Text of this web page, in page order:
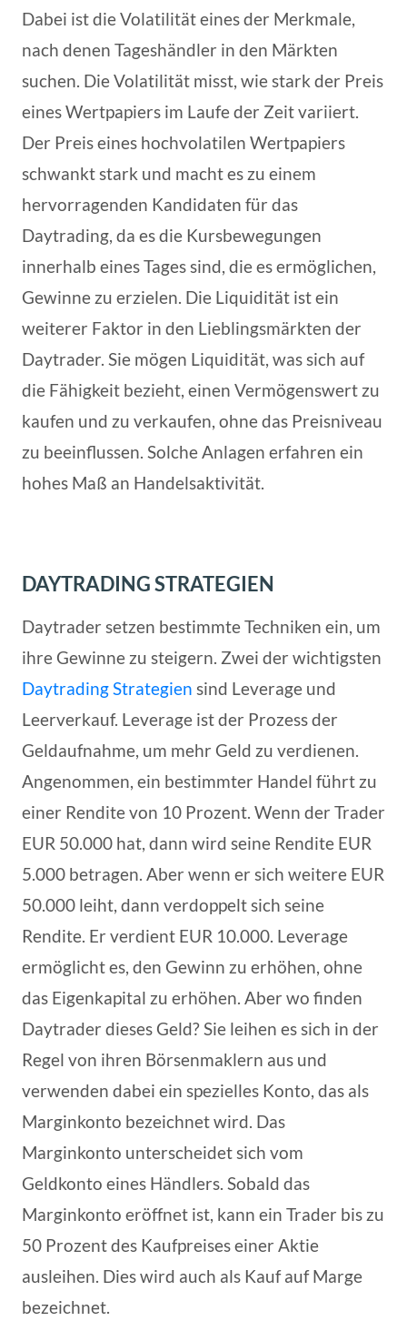
Dabei ist die Volatilität eines der Merkmale,
nach denen Tageshändler in den Märkten
suchen. Die Volatilität misst, wie stark der Preis
eines Wertpapiers im Laufe der Zeit variiert.
Der Preis eines hochvolatilen Wertpapiers
schwankt stark und macht es zu einem
hervorragenden Kandidaten für das
Daytrading, da es die Kursbewegungen
innerhalb eines Tages sind, die es ermöglichen,
Gewinne zu erzielen. Die Liquidität ist ein
weiterer Faktor in den Lieblingsmärkten der
Daytrader. Sie mögen Liquidität, was sich auf
die Fähigkeit bezieht, einen Vermögenswert zu
kaufen und zu verkaufen, ohne das Preisniveau
zu beeinflussen. Solche Anlagen erfahren ein
hohes Maß an Handelsaktivität.
DAYTRADING STRATEGIEN
Daytrader setzen bestimmte Techniken ein, um
ihre Gewinne zu steigern. Zwei der wichtigsten
Daytrading Strategien sind Leverage und
Leerverkauf. Leverage ist der Prozess der
Geldaufnahme, um mehr Geld zu verdienen.
Angenommen, ein bestimmter Handel führt zu
einer Rendite von 10 Prozent. Wenn der Trader
EUR 50.000 hat, dann wird seine Rendite EUR
5.000 betragen. Aber wenn er sich weitere EUR
50.000 leiht, dann verdoppelt sich seine
Rendite. Er verdient EUR 10.000. Leverage
ermöglicht es, den Gewinn zu erhöhen, ohne
das Eigenkapital zu erhöhen. Aber wo finden
Daytrader dieses Geld? Sie leihen es sich in der
Regel von ihren Börsenmaklern aus und
verwenden dabei ein spezielles Konto, das als
Marginkonto bezeichnet wird. Das
Marginkonto unterscheidet sich vom
Geldkonto eines Händlers. Sobald das
Marginkonto eröffnet ist, kann ein Trader bis zu
50 Prozent des Kaufpreises einer Aktie
ausleihen. Dies wird auch als Kauf auf Marge
bezeichnet.